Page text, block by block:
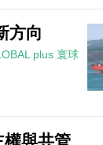
方向
plus 寰球
權與共管